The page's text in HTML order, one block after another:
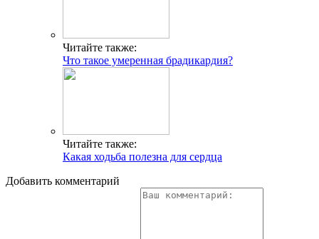
Читайте также:
Что такое умеренная брадикардия?
Читайте также:
Какая ходьба полезна для сердца
Добавить комментарий